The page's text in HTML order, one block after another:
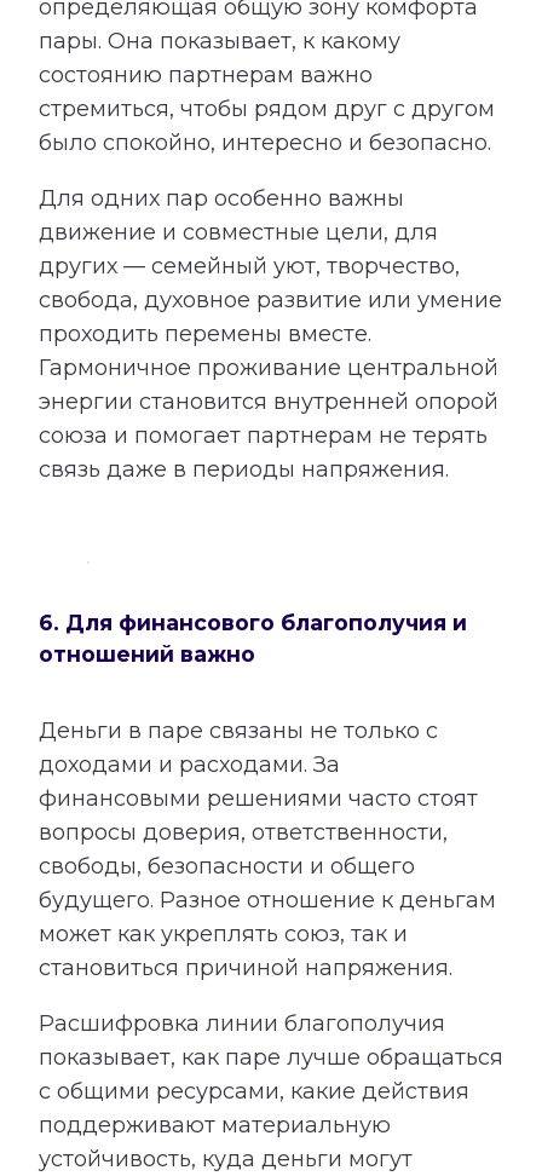
определяющая общую зону комфорта
пары. Она показывает, к какому
состоянию партнерам важно
стремиться, чтобы рядом друг с другом
было спокойно, интересно и безопасно.
Для одних пар особенно важны
движение и совместные цели, для
других — семейный уют, творчество,
свобода, духовное развитие или умение
проходить перемены вместе.
Гармоничное проживание центральной
энергии становится внутренней опорой
союза и помогает партнерам не терять
связь даже в периоды напряжения.
6. Для финансового благополучия и
отношений важно
Деньги в паре связаны не только с
доходами и расходами. За
финансовыми решениями часто стоят
вопросы доверия, ответственности,
свободы, безопасности и общего
будущего. Разное отношение к деньгам
может как укреплять союз, так и
становиться причиной напряжения.
Расшифровка линии благополучия
показывает, как паре лучше обращаться
с общими ресурсами, какие действия
поддерживают материальную
устойчивость, куда деньги могут